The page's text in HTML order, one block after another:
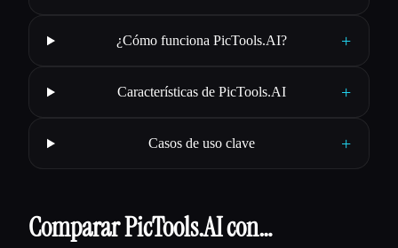
¿Cómo funciona PicTools.AI? +
Características de PicTools.AI +
Casos de uso clave +
Comparar PicTools.AI con…